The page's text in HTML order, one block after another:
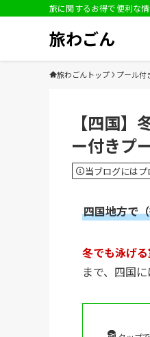
旅に関するお得で便利な
旅わごん
旅わごんトップ プール付
【四国
ー付きプ
当ブログには
四国地方で
冬でも泳げ
まで、四国